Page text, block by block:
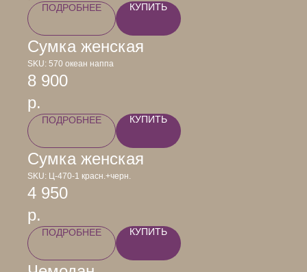
ПОДРОБНЕЕ КУПИТЬ
Сумка женская
SKU: 570 океан наппа
8 900
р.
ПОДРОБНЕЕ КУПИТЬ
Сумка женская
SKU: Ц-470-1 красн.+черн.
4 950
р.
ПОДРОБНЕЕ КУПИТЬ